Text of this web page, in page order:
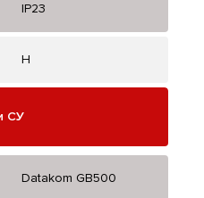
IP23
H
СУ
Datakom GB500